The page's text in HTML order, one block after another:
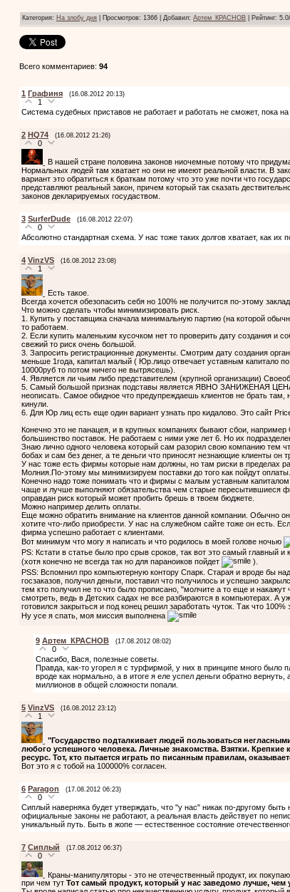
Категория: На злобу дня Просмотров: 1366 | Добавил: Артем_КРАСНОВ Рейтинг: 5.0/
Всего комментариев: 94
1 Графиня (16.08.2012 20:13)
1
Система судебных приставов не работает и работать не сможет, пока
2 HQ74 (16.08.2012 21:26)
0
В нашей стране половина законов ниочемные потому что
Нормальных людей там хватает но они не имеют реальной власти. В
вариант это обратиться к браткам потому что это уже почти что
представляют реальный закон, причем который так сказать
законов декларируемых госудаством.
3 SurferDude (16.08.2012 22:07)
0
Абсолютно стандартная схема. У нас тоже таких долгов хватает, как их
4 VinzVS (16.08.2012 23:08)
1
Есть такое.
Всегда хочется обезопасить себя но 100% не получится по-этому
Что можно сделать чтобы минимизировать риск.
1. Купить у поставщика сначала минимальную партию (на которой
то работаем.
2. Если купить маленьким кусочком нет то проверить дату создания и
свежий то риск очень большой.
3. Запросить регистрационные документы. Смотрим дату создания
меньше 1года, капитал малый ( Юр.лицо отвечает уставным капитало
10000руб то потом ничего не вытрясешь).
4. Является ли чьим либо представителем (крупной организации)
5. Самый большой признак подставы является ЯВНО ЗАНИЖЕНАЯ ЦЕНА
неописать. Самое обидное что предупреждаешь клиентов не брать там,
кинули.
6. Для Юр лиц есть еще один вариант узнать про кидалово. Это сайт
Конечно это не панацея, и в крупных компаниях бывают сбои,
большинство поставок. Не работаем с ними уже лет 6. Но их
Знаю лично одного человека который сам разорил свою компанию тем
бобах и сам без денег, а те деньги что приносят незнающие клиенты он
У нас тоже есть фирмы которые нам должны, но там риски в пределах
Молния.По-этому мы минимизируем поставки до того как пойдут оплаты.
Конечно надо тоже понимать что и фирмы с малым уставным
чаще и лучше выполняют обязательства чем старые пересытившиеся
оправдан риск который может пробить брешь в твоем бюджете.
Можно например делить оплаты.
Еще можно обратить внимание на клиентов данной компании. Обычно
хотите что-либо приобрести. У нас на служебном сайте тоже он есть.
фирма успешно работает с клиентами.
Вот минимум что могу я написать и что родилось в моей голове ночью
PS: Кстати в статье было про срыв сроков, так вот это самый главный
(хотя конечно не всегда так но для параноиков пойдет
).
PSS: Вспомнил про компьютерную контору Спарк. Старая и вроде бы
госзаказов, получил деньги, поставил что получилось и успешно
тем кто получил не то что было прописано, "молчите а то еще и накажут
смотреть, ведь в Детских садах не все разбираются в компьютерах. А
готовился закрыться и под конец решил заработать чуток. Так что 100%
Ну усе я спать, моя миссия выполнена
9 Артем_КРАСНОВ (17.08.2012 08:02)
0
Спасибо, Вася, полезные советы.
Правда, как-то угорел я с турфирмой, у них в принципе много было
вроде как нормально, а в итоге я еле успел деньги обратно
миллионов в общей сложности попали.
5 VinzVS (16.08.2012 23:12)
1
"Государство подталкивает людей пользоваться
любого успешного человека. Личные знакомства. Взятки.
ресурс. Тот, кто пытается играть по писанным правилам,
Вот это я с тобой на 100000% согласен.
6 Paragon (17.08.2012 06:23)
0
Сиплый наверняка будет утверждать, что "у нас" никак по-другому
официальные законы не работают, а реальная власть действует по
уникальный путь. Быть в жопе — естественное состояние
7 Cиплый (17.08.2012 06:37)
0
Краны-манипуляторы - это не отечественный продукт, их
при чем тут Тот самый продукт, который у нас заведомо лучше, чем